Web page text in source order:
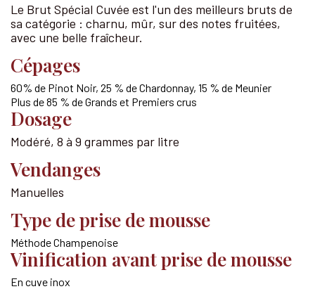
Le Brut Spécial Cuvée est l'un des meilleurs bruts de
sa catégorie : charnu, mûr, sur des notes fruitées,
avec une belle fraîcheur.
Cépages
60% de Pinot Noir, 25 % de Chardonnay, 15 % de Meunier
Plus de 85 % de Grands et Premiers crus
Dosage
Modéré, 8 à 9 grammes par litre
Vendanges
Manuelles
Type de prise de mousse
Méthode Champenoise
Vinification avant prise de mousse
En cuve inox